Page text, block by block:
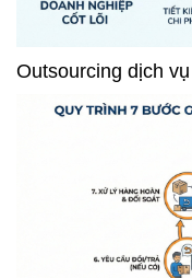
Outsourcing dịch